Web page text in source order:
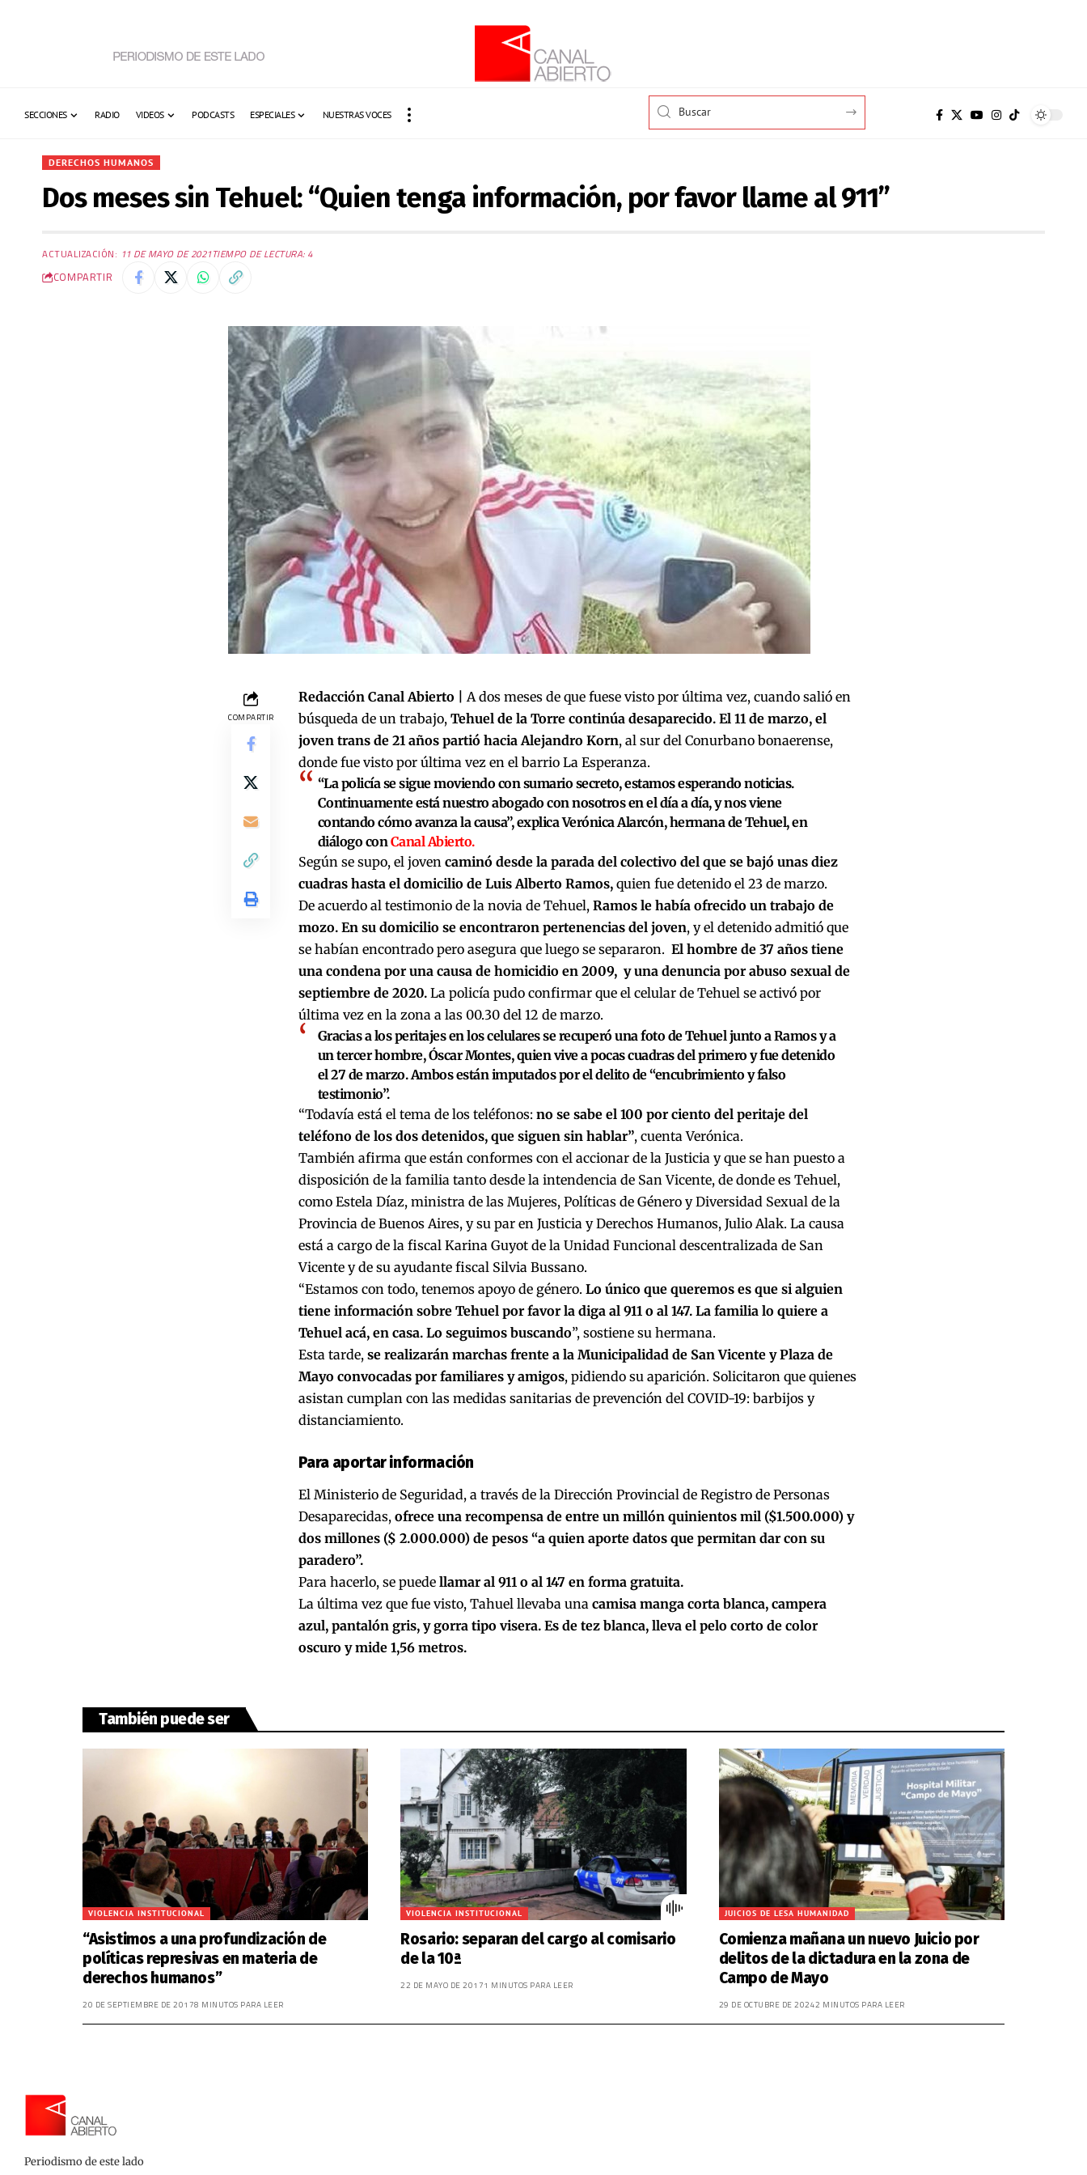
SECCIONES RADIO VIDEOS PODCASTS ESPECIALES NUESTRAS VOCES
DERECHOS HUMANOS
Dos meses sin Tehuel: “Quien tenga información, por favor llame al 911”
ACTUALIZACIÓN: 11 DE MAYO DE 2021TIEMPO DE LECTURA: 4
COMPARTIR
COMPARTIR
Redacción Canal Abierto |
A dos meses de que fuese visto por última vez, cuando salió en
búsqueda de un trabajo, Tehuel de la Torre continúa desaparecido. El 11 de marzo, el
joven trans de 21 años partió hacia Alejandro Korn, al sur del Conurbano bonaerense,
donde fue visto por última vez en el barrio La Esperanza.
“La policía se sigue moviendo con sumario secreto, estamos esperando noticias.
Continuamente está nuestro abogado con nosotros en el día a día, y nos viene
contando cómo avanza la causa”, explica Verónica Alarcón, hermana de Tehuel, en
diálogo con Canal Abierto.
Según se supo, el joven caminó desde la parada del colectivo del que se bajó unas diez
cuadras hasta el domicilio de Luis Alberto Ramos,quien fue detenido el 23 de marzo.
De acuerdo al testimonio de la novia de Tehuel, Ramos le había ofrecido un trabajo de
mozo. En su domicilio se encontraron pertenencias del joven, y el detenido admitió que
se habían encontrado pero asegura que luego se separaron. El hombre de 37 años tiene
una condena por una causa de homicidio en 2009, y una denuncia por abuso sexual de
septiembre de 2020.La policía pudo confirmar que el celular de Tehuel se activó por
última vez en la zona a las 00.30 del 12 de marzo.
Gracias a los peritajes en los celulares se recuperó una foto de Tehuel junto a Ramos y a
un tercer hombre, Óscar Montes, quien vive a pocas cuadras del primero y fue detenido
el 27 de marzo. Ambos están imputados por el delito de “encubrimiento y falso
testimonio”.
“Todavía está el tema de los teléfonos: no se sabe el 100 por ciento del peritaje del
teléfono de los dos detenidos, que siguen sin hablar”, cuenta Verónica.
También afirma que están conformes con el accionar de la Justicia y que se han puesto a
disposición de la familia tanto desde la intendencia de San Vicente, de donde es Tehuel,
como Estela Díaz, ministra de las Mujeres, Políticas de Género y Diversidad Sexual de la
Provincia de Buenos Aires, y su par en Justicia y Derechos Humanos, Julio Alak. La causa
está a cargo de la fiscal Karina Guyot de la Unidad Funcional descentralizada de San
Vicente y de su ayudante fiscal Silvia Bussano.
“Estamos con todo, tenemos apoyo de género. Lo único que queremos es que si alguien
tiene información sobre Tehuel por favor la diga al 911 o al 147. La familia lo quiere a
Tehuel acá, en casa. Lo seguimos buscando”, sostiene su hermana.
Esta tarde, se realizarán marchas frente a la Municipalidad de San Vicente y Plaza de
Mayo convocadas por familiares y amigos, pidiendo su aparición. Solicitaron que quienes
asistan cumplan con las medidas sanitarias de prevención del COVID-19: barbijos y
distanciamiento.
Para aportar información
El Ministerio de Seguridad, a través de la Dirección Provincial de Registro de Personas
Desaparecidas, ofrece una recompensade entre un millón quinientos mil ($1.500.000) y
dos millones ($ 2.000.000) de pesos “a quien aporte datos que permitan dar con su
paradero”.
Para hacerlo, se puedellamar al 911 o al 147 en forma gratuita.
La última vez que fue visto, Tahuel llevaba una camisa manga corta blanca, campera
azul, pantalón gris, y gorra tipo visera. Es de tez blanca, lleva el pelo corto de color
oscuro y mide 1,56 metros.
También puede ser
VIOLENCIA INSTITUCIONAL
“Asistimos a una profundización de
políticas represivas en materia de
derechos humanos”
20 DE SEPTIEMBRE DE 20178 MINUTOS PARA LEER
VIOLENCIA INSTITUCIONAL
Rosario: separan del cargo al comisario
de la 10ª
22 DE MAYO DE 20171 MINUTOS PARA LEER
JUICIOS DE LESA HUMANIDAD
Comienza mañana un nuevo Juicio por
delitos de la dictadura en la zona de
Campo de Mayo
29 DE OCTUBRE DE 20242 MINUTOS PARA LEER
Periodismo de este lado